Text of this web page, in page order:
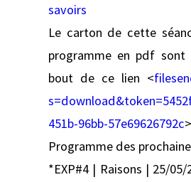
savoirs
Le carton de cette
programme en pdf sont
bout de ce lien <
451b-96bb-57e69626792c
Programme des
*EXP#4 | Raisons | 25/05/